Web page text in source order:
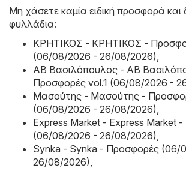
Μη χάσετε καμία ειδική προσφορά και
φυλλάδια:
ΚΡΗΤΙΚΟΣ - ΚΡΗΤΙΚΟΣ -
(06/08/2026 - 26/08/2026)
ΑΒ Βασιλόπουλος - ΑΒ
Προσφορές vol.1 (06/08/2026 -
Μασούτης - Μασούτης -
(06/08/2026 - 26/08/2026)
Express Market - Express Market
(06/08/2026 - 26/08/2026)
Synka - Synka - Προσφορές (06/
26/08/2026)